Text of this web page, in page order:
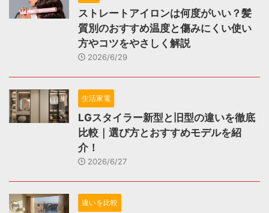
ストレートアイロンは何度がいい？髪
質別のおすすめ温度と傷みにくい使い
方やコツをやさしく解説
2026/6/29
生活家電
LGスタイラー新型と旧型の違いを徹底
比較｜選び方とおすすめモデルを紹
介！
2026/6/27
違いを比較